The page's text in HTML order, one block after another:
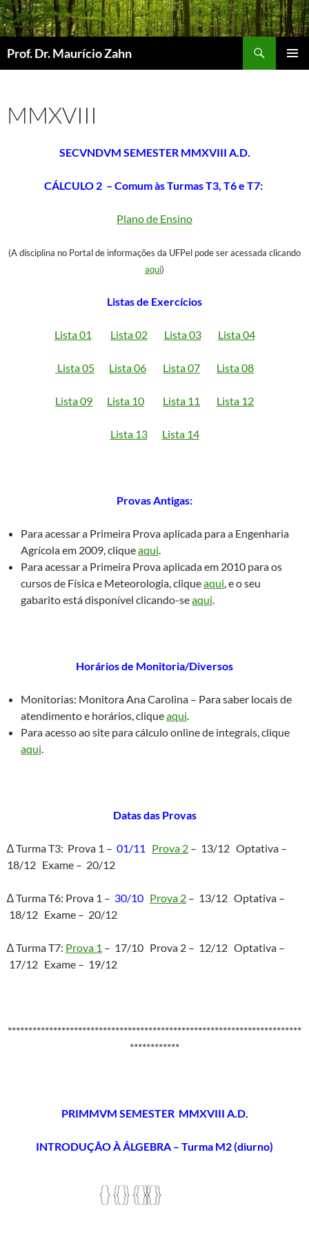
Pular
para
o
conteúdo
Prof. Dr. Maurício Zahn
MMXVIII
SECVNDVM SEMESTER MMXVIII A.D.
CÁLCULO 2 – Comum às Turmas T3, T6 e T7:
Plano de Ensino
(A disciplina no Portal de informações da UFPel pode ser acessada clicando
aqui)
Listas de Exercícios
Lista 01 Lista 02 Lista 03 Lista 04
Lista 05 Lista 06 Lista 07 Lista 08
Lista 09 Lista 10 Lista 11 Lista 12
Lista 13 Lista 14
Provas Antigas:
Para acessar a Primeira Prova aplicada para a Engenharia
Agrícola em 2009, cliqueaqui
Para acessar a Primeira Prova aplicada em 2010 para os
cursos de Física e Meteorologia, cliqueaqui , e o seu
gabarito está disponível clicando-seaqui
Horários de Monitoria/Diversos
Monitorias: Monitora Ana Carolina – Para saber locais de
atendimento e horários, cliqueaqui
Para acesso ao site para cálculo online de integrais, clique
aqui
Datas das Provas
∆ Turma T3: Prova 1 – 01/11 Prova 2 – 13/12 Optativa –
18/12 Exame – 20/12
∆ Turma T6: Prova 1 – 30/10 Prova 2 – 13/12 Optativa –
18/12 Exame – 20/12
∆ Turma T7: Prova 1 – 17/10 Prova 2 – 12/12 Optativa –
17/12 Exame – 19/12
***********************************************************************
************
PRIMMVM SEMESTER MMXVIII A.D.
INTRODUÇÃO À ÁLGEBRA – Turma M2 (diurno)